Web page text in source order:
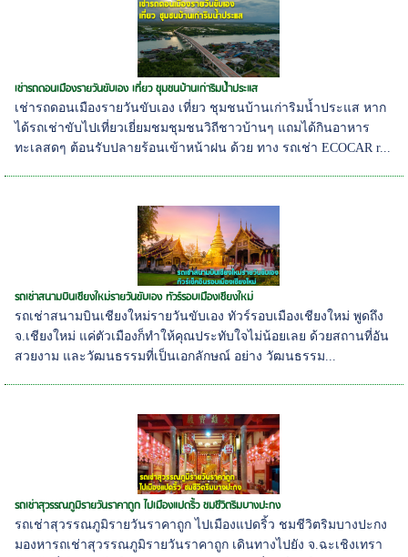
เช่ารถดอนเมืองรายวันขับเอง เที่ยว ชุมชนบ้านเก่าริมน้ำประแส
เช่ารถดอนเมืองรายวันขับเอง เที่ยว ชุมชนบ้านเก่าริมน้ำประแส หาก
ได้รถเช่าขับไปเที่ยวเยี่ยมชมชุมชนวิถีชาวบ้านๆ แถมได้กินอาหาร
ทะเลสดๆ ต้อนรับปลายร้อนเข้าหน้าฝน ด้วย ทาง รถเช่า ECOCAR r...
รถเช่าสนามบินเชียงใหม่รายวันขับเอง ทัวร์รอบเมืองเชียงใหม่
รถเช่าสนามบินเชียงใหม่รายวันขับเอง ทัวร์รอบเมืองเชียงใหม่ พูดถึง
จ.เชียงใหม่ แค่ตัวเมืองก็ทำให้คุณประทับใจไม่น้อยเลย ด้วยสถานที่อัน
สวยงาม และวัฒนธรรมที่เป็นเอกลักษณ์ อย่าง วัฒนธรรม...
รถเช่าสุวรรณภูมิรายวันราคาถูก ไปเมืองแปดริ้ว ชมชีวิตริมบางปะกง
รถเช่าสุวรรณภูมิรายวันราคาถูก ไปเมืองแปดริ้ว ชมชีวิตริมบางปะกง
มองหารถเช่าสุวรรณภูมิรายวันราคาถูก เดินทางไปยัง จ.ฉะเชิงเทรา